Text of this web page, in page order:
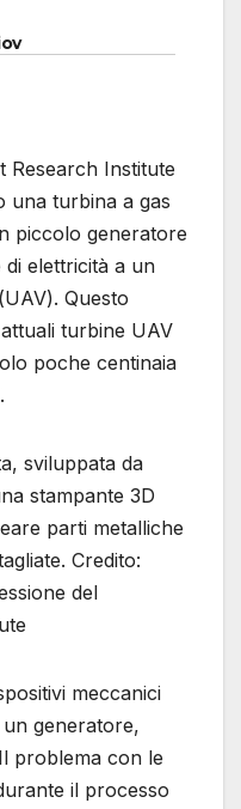
Research Institute
una turbina a gas
piccolo generatore
elettricità a un
Questo
turbine UAV
poche centinaia
sviluppata da
stampante 3D
parti metalliche
Credito:
del
meccanici
generatore,
problema con le
il processo